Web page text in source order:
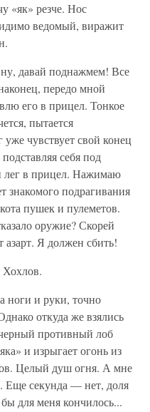
«як» резче. Нос
ведомый, виражит
давай поднажмем! Все
передо мной
его в прицел. Тонкое
пытается
чувствует свой конец
себя под
лег в прицел. Нажимаю
подрагивания
пушек и пулеметов.
ору­жие? Скорей
азарт. Я должен сбить!
ноги и руки, точно
откуда же взялись
противный лоб
и изрыгает огонь из
Целый душ огня. А мне
Еще секунда — нет, доля
для меня кончилось...